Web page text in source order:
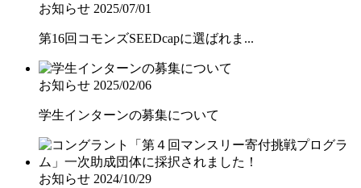
お知らせ 2025/07/01
第16回コモンズSEEDcapに選ばれま...
お知らせ 2025/02/06
学生インターンの募集について
お知らせ 2024/10/29